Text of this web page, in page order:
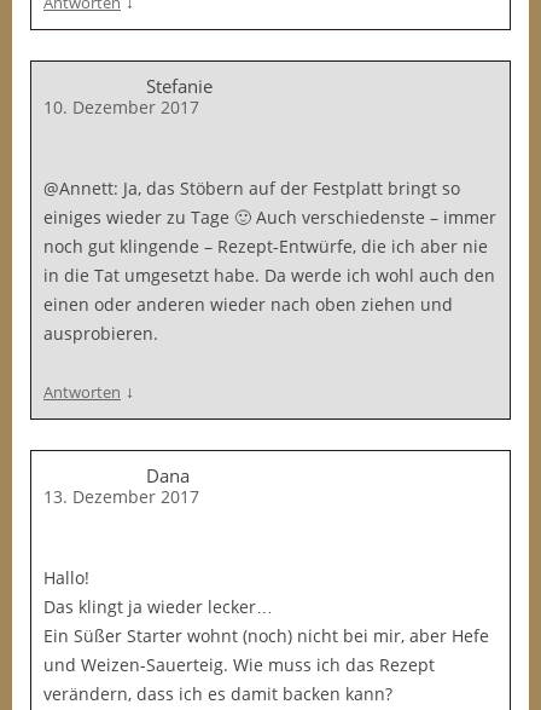
Stefanie
10. Dezember 2017
@Annett: Ja, das Stöbern auf der Festplatt bringt so
einiges wieder zu Tage 🙂 Auch verschiedenste – immer
noch gut klingende – Rezept-Entwürfe, die ich aber nie
in die Tat umgesetzt habe. Da werde ich wohl auch den
einen oder anderen wieder nach oben ziehen und
ausprobieren.
Antworten ↓
Dana
13. Dezember 2017
Hallo!
Das klingt ja wieder lecker…
Ein Süßer Starter wohnt (noch) nicht bei mir, aber Hefe
und Weizen-Sauerteig. Wie muss ich das Rezept
verändern, dass ich es damit backen kann?